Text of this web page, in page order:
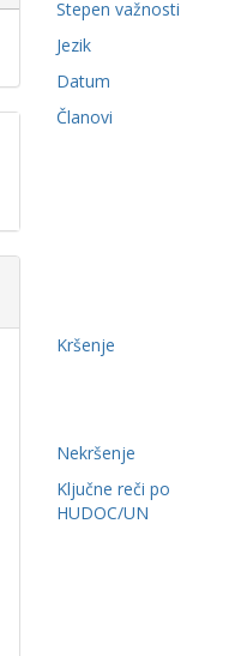
Stepen važnosti
Jezik
Datum
Članovi
Kršenje
Nekršenje
Ključne reči po
HUDOC/UN